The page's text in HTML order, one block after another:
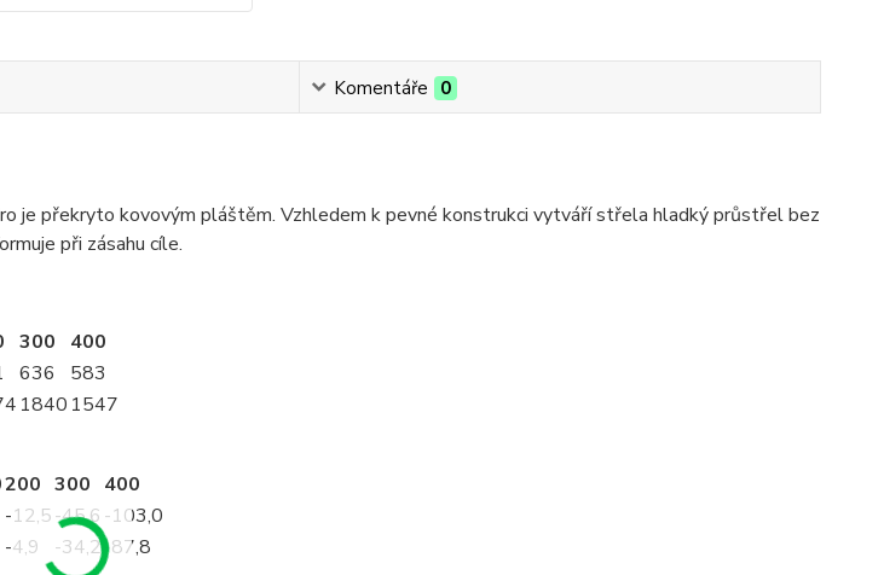
Komentáře 0
je překryto kovovým pláštěm. Vzhledem k pevné konstrukci vytváří střela hladký průstřel bez
při zásahu cíle.
300
400
636
583
1840 1547
200 300 400
-12,5-45,6 -103,0
-4,9 -34,2-87,8